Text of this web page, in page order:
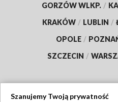
GORZÓW WLKP. /
KRAKÓW / LUBLIN /
OPOLE /
SZCZECIN /
Szanujemy Twoją prywatność